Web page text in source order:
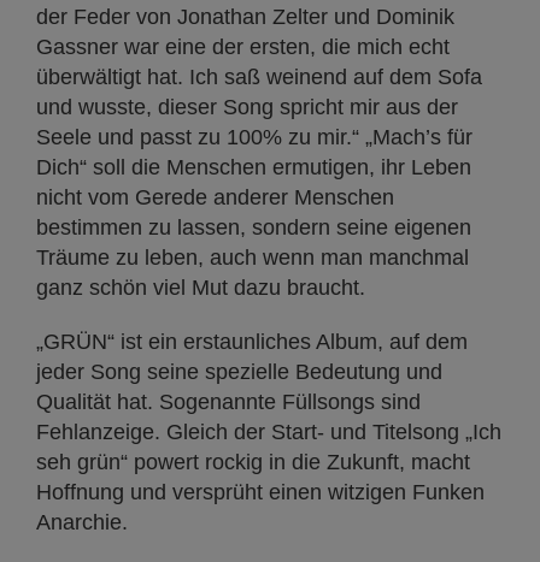
der Feder von Jonathan Zelter und Dominik
Gassner war eine der ersten, die mich echt
überwältigt hat. Ich saß weinend auf dem Sofa
und wusste, dieser Song spricht mir aus der
Seele und passt zu 100% zu mir.“ „Mach’s für
Dich“ soll die Menschen ermutigen, ihr Leben
nicht vom Gerede anderer Menschen
bestimmen zu lassen, sondern seine eigenen
Träume zu leben, auch wenn man manchmal
ganz schön viel Mut dazu braucht.
„GRÜN“ ist ein erstaunliches Album, auf dem
jeder Song seine spezielle Bedeutung und
Qualität hat. Sogenannte Füllsongs sind
Fehlanzeige. Gleich der Start- und Titelsong „Ich
seh grün“ powert rockig in die Zukunft, macht
Hoffnung und versprüht einen witzigen Funken
Anarchie.